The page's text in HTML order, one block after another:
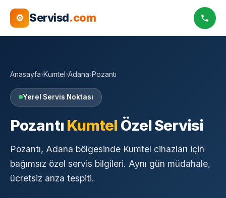
⚙ Servisd.com
Anasayfa›Kumtel›Adana›Pozantı
Yerel Servis Noktası
PozantıKumtelÖzel Servisi
Pozantı, Adana bölgesinde Kumtel cihazları için
bağımsız özel servis bilgileri. Aynı gün müdahale,
ücretsiz arıza tespiti.